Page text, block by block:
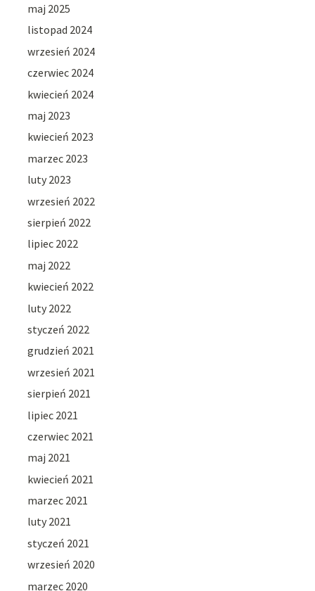
maj 2025
listopad 2024
wrzesień 2024
czerwiec 2024
kwiecień 2024
maj 2023
kwiecień 2023
marzec 2023
luty 2023
wrzesień 2022
sierpień 2022
lipiec 2022
maj 2022
kwiecień 2022
luty 2022
styczeń 2022
grudzień 2021
wrzesień 2021
sierpień 2021
lipiec 2021
czerwiec 2021
maj 2021
kwiecień 2021
marzec 2021
luty 2021
styczeń 2021
wrzesień 2020
marzec 2020